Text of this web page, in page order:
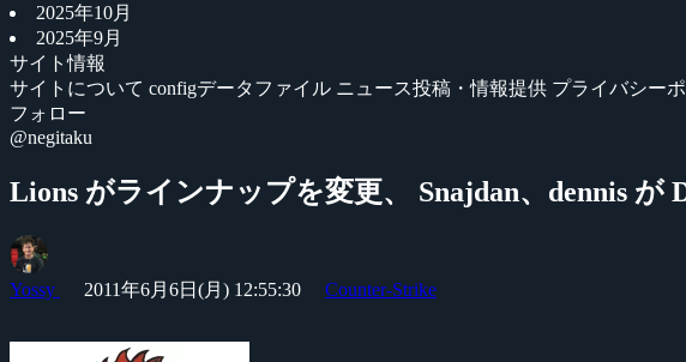
2025年10月
2025年9月
サイト情報
サイトについて configデータファイル ニュース投稿・情報提供 プライバシー
フォロー
@negitaku
Lions がラインナップを変更、 Snajdan、dennis が
Yossy 2011年6月6日(月) 12:55:30 Counter-Strike